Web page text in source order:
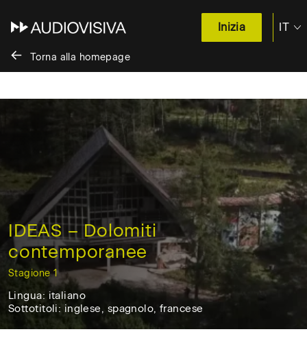
content
Inizia IT
Torna alla homepage
IDEAS – Dolomiti
contemporanee
Stagione 1
Italia,
2021,
13'
Lingua: italiano
Sottotitoli: inglese, spagnolo, francese